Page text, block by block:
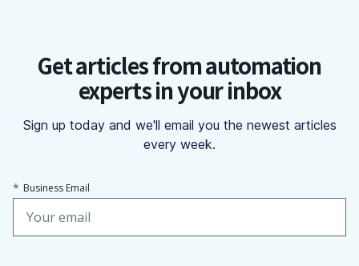
Get articles from automation
experts in your inbox
Sign up today and we'll email you the newest articles
every week.
* Business Email